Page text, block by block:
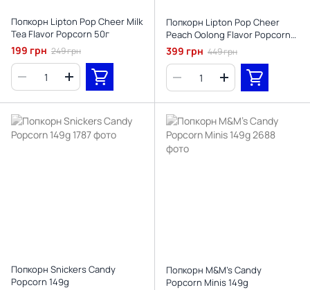
Попкорн Lipton Pop Cheer Milk
Tea Flavor Popcorn 50г
199 грн 249 грн
Попкорн Lipton Pop Cheer
Peach Oolong Flavor Popcorn
110г
399 грн 449 грн
Попкорн Snickers Candy
Popcorn 149g
Попкорн M&M's Candy
Popcorn Minis 149g